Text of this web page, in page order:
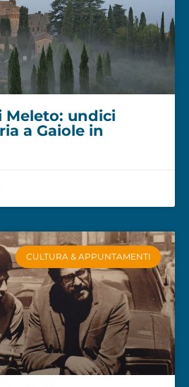
Meleto: undici
a Gaiole in
CULTURA & APPUNTAMENTI